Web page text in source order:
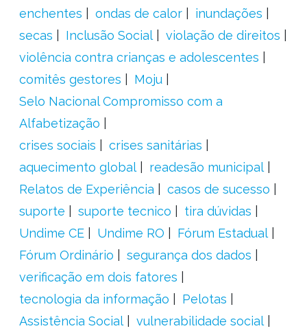
enchentes
ondas de calor
inundações
secas
Inclusão Social
violação de direitos
violência contra crianças e adolescentes
comitês gestores
Moju
Selo Nacional Compromisso com a
Alfabetização
crises sociais
crises sanitárias
aquecimento global
readesão municipal
Relatos de Experiência
casos de sucesso
suporte
suporte tecnico
tira dúvidas
Undime CE
Undime RO
Fórum Estadual
Fórum Ordinário
segurança dos dados
verificação em dois fatores
tecnologia da informação
Pelotas
Assistência Social
vulnerabilidade social